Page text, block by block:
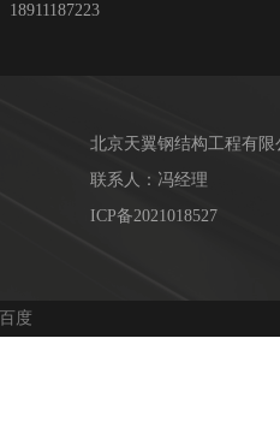
18911187223
北京天翼钢结构工程有限
联系人：冯经理
ICP备2021018527
百度